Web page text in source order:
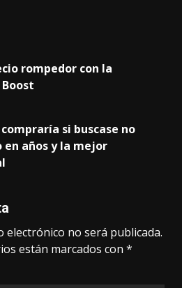
rompedor con la
si buscase no
años y la mejor
electrónico no será publicada.
están marcados con *